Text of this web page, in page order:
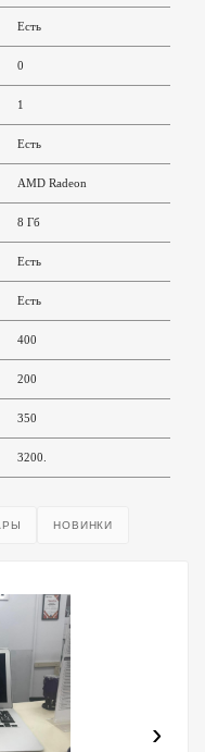
Есть
0
1
Есть
AMD Radeon
8 Гб
Есть
Есть
400
200
350
3200.
НОВИНКИ
›